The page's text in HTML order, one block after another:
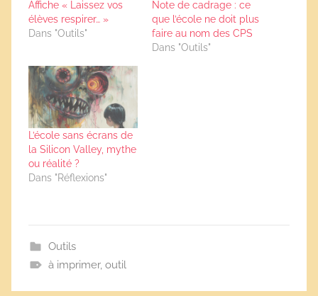
Affiche « Laissez vos
élèves respirer… »
Dans "Outils"
Note de cadrage : ce
que l’école ne doit plus
faire au nom des CPS
Dans "Outils"
L’école sans écrans de
la Silicon Valley, mythe
ou réalité ?
Dans "Réflexions"
Outils
à imprimer, outil